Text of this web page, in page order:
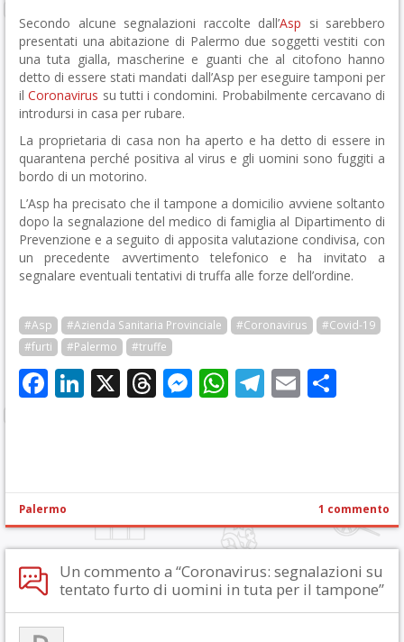
Secondo alcune segnalazioni raccolte dall’Asp si sarebbero
presentati una abitazione di Palermo due soggetti vestiti con
una tuta gialla, mascherine e guanti che al citofono hanno
detto di essere stati mandati dall’Asp per eseguire tamponi per
ilCoronavirus su tutti i condomini. Probabilmente cercavano di
introdursi in casa per rubare.
La proprietaria di casa non ha aperto e ha detto di essere in
quarantena perché positiva al virus e gli uomini sono fuggiti a
bordo di un motorino.
L’Asp ha precisato che il tampone a domicilio avviene soltanto
dopo la segnalazione del medico di famiglia al Dipartimento di
Prevenzione e a seguito di apposita valutazione condivisa, con
un precedente avvertimento telefonico e ha invitato a
segnalare eventuali tentativi di truffa alle forze dell’ordine.
#Asp #Azienda Sanitaria Provinciale #Coronavirus
#Covid-19
#furti
#Palermo #truffe
Facebook
LinkedIn
X Threads
Messenger
WhatsApp
Telegram
Email
Palermo 1 commento
Un commento a “Coronavirus: segnalazioni su
tentato furto di uomini in tuta per il tampone”